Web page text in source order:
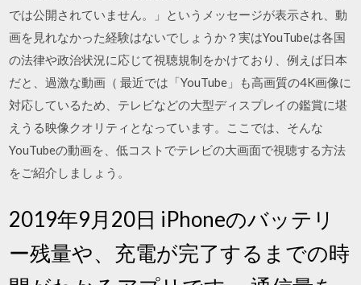
では公開されていません。」というメッセージが表示され、動
画を見れなかった経験はないでしょうか？実はYouTubeは各国
の法律や政治状況に応じて視聴規制をかけており、例えば日本
だと、過激な動画（ 最近では「YouTube」も高画質の4K画像に
対応しているため、テレビなどの大型ディスプレイの鑑賞に堪
えうる映像クオリティとなっています。ここでは、そんな
YouTubeの動画を、低コストでテレビの大画面で視聴する方法
をご紹介しましょう。
2019年9月20日 iPhoneのバッテリ
ー残量や、充電が完了するまでの時